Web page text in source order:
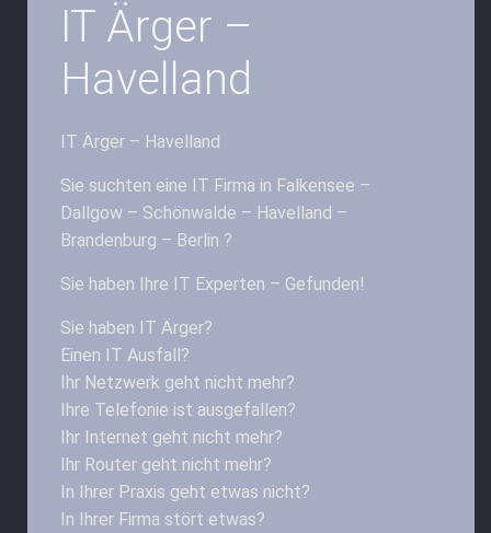
IT Ärger –
Havelland
IT Ärger – Havelland
Sie suchten eine IT Firma in Falkensee –
Dallgow – Schönwalde – Havelland –
Brandenburg – Berlin ?
Sie haben Ihre IT Experten – Gefunden!
Sie haben IT Ärger?
Einen IT Ausfall?
Ihr Netzwerk geht nicht mehr?
Ihre Telefonie ist ausgefallen?
Ihr Internet geht nicht mehr?
Ihr Router geht nicht mehr?
In Ihrer Praxis geht etwas nicht?
In Ihrer Firma stört etwas?